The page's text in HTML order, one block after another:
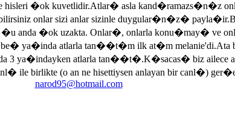
�ok kuvetlidir.Atlar� asla kand�ramazs�n�z
onlar sizi anlar sizinle duygular�n�z�
�u anda �ok uzakta. Onlar�, onlarla konu�may� ve
ya�inda atlarla tan��t�m ilk at�m melanie'di.Ata
3 ya�indayken atlarla tan��t�.K�sacas� biz
ile birlikte (o an ne hisettiysen anlayan bir canl�)
narod95@hotmail.com